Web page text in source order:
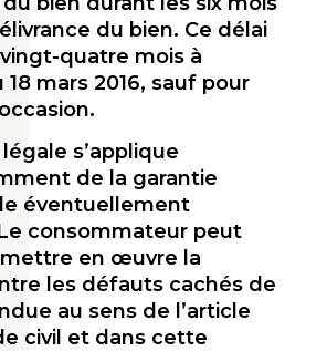
du bien. Ce délai
quatre mois à
mars 2016, sauf pour
s’applique
de la garantie
éventuellement
consommateur peut
en œuvre la
les défauts cachés de
au sens de l’article
civil et dans cette